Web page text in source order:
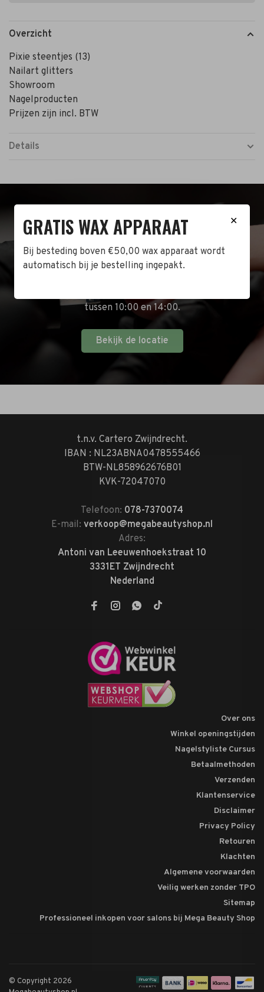
Overzicht
Pixie steentjes (13)
Nailart glitters
Showroom
Nagelproducten
Prijzen zijn incl. BTW
Details
BEZOEK DE WINKEL!
Naast de online shop hebben wij ook een fysieke
winkel in Zwijndrecht! Het adres is: Antoni van
tussen 10:00 en 14:00.
Bekijk de locatie
t.n.v. Cartero Zwijndrecht.
IBAN : NL23ABNA0478555466
BTW-NL858962676B01
KVK-72047070
Telefoon: 078-7370074
E-mail: verkoop@megabeautyshop.nl
Adres:
Antoni van Leeuwenhoekstraat 10
3331ET Zwijndrecht
Nederland
Over ons
Winkel openingstijden
Nagelstyliste Cursus
Betaalmethoden
Verzenden
Klantenservice
Disclaimer
Privacy Policy
Retouren
Klachten
Algemene voorwaarden
Veilig werken zonder TPO
Sitemap
Professioneel inkopen voor salons bij Mega Beauty Shop
© Copyright 2026
✕
GRATIS WAX APPARAAT
Bij besteding boven €50,00 wax apparaat wordt
automatisch bij je bestelling ingepakt.